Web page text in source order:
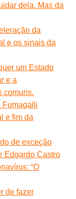
dela. Mas da
da
e os sinais da
um Estado
e a
comuns.
Fumagalli
e fim da
de exceção
Edgardo Castro
“O
de fazer